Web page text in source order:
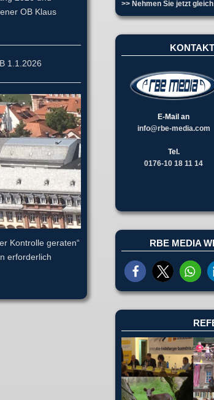
OB Klaus
1.1.2026
Kontrolle geraten“
erforderlich
>> Nehmen Sie jetzt
E-Mail an
info@rbe-media.com
Tel.
0176-10 18 11 14
RBE MEDIA